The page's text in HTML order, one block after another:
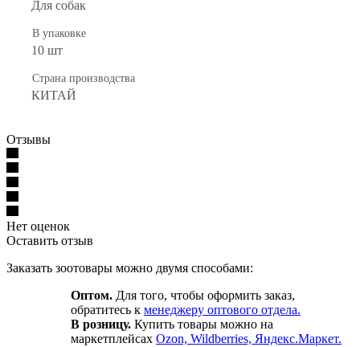
Для собак
В упаковке
10 шт
Страна производства
КИТАЙ
Отзывы
Нет оценок
Оставить отзыв
Заказать зоотовары можно двумя способами:
Оптом. Для того, чтобы оформить заказ,
обратитесь к менеджеру оптового отдела.
В розницу. Купить товары можно на
маркетплейсах Ozon, Wildberries, Яндекс.Маркет.